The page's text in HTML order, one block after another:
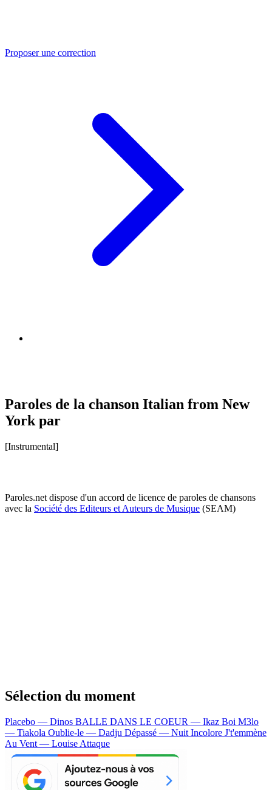
Proposer une correction
Paroles de la chanson Italian from New
York par
[Instrumental]
Paroles.net dispose d'un accord de licence de paroles de chansons
avec la Société des Editeurs et Auteurs de Musique (SEAM)
Sélection du moment
Placebo — Dinos BALLE DANS LE COEUR — Ikaz Boi M3lo
— Tiakola Oublie-le — Dadju Dépassé — Nuit Incolore J't'emmène
Au Vent — Louise Attaque